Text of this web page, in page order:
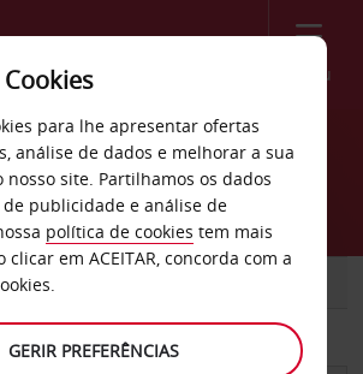
Menu
carros Ludvika
para lhe apresentar ofertas
análise de dados e melhorar a sua
nosso site. Partilhamos os dados
publicidade e análise de
política de cookies tem mais
clicar em ACEITAR, concorda com a
GERIR PREFERÊNCIAS